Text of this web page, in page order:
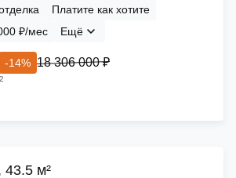
Платите как хотите
₽/мес
Ещё
-14% 18 306 000 ₽
43.5 м²